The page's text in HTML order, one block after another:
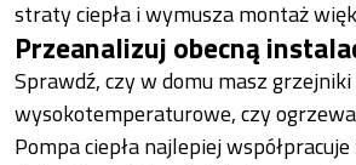
straty ciepła i wymusza montaż
Przeanalizuj obecną
Sprawdź, czy w domu masz grzejniki
wysokotemperaturowe, czy
Pompa ciepła najlepiej